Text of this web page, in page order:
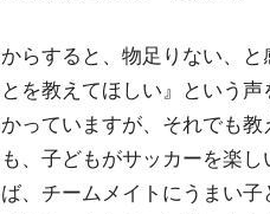
からすると、物足りない、
を教えてほしい』という
っていますが、それでも
、子どもがサッカーを楽
、チームメイトにうまい